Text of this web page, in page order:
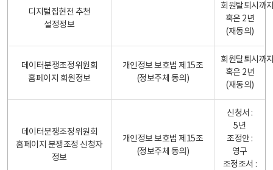
디지털집현전 추천
설정정보
회원탈퇴시까
혹은 2년
(재동의)
데이터분쟁조정위원회
홈페이지 회원정보
개인정보 보호법 제15조
(정보주체 동의)
회원탈퇴시까
혹은 2년
(재동의)
데이터분쟁조정위원회
홈페이지 분쟁조정 신청자
정보
개인정보 보호법 제15조
(정보주체 동의)
신청서 :
5년
조정안 :
영구
조정조서 :